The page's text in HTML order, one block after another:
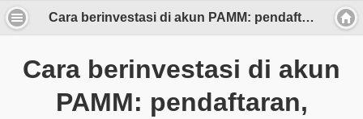
Cara berinvestasi di akun PAMM: pendaftaran, pemilihan, dan keuntungan
Cara berinvestasi di akun
PAMM: pendaftaran,